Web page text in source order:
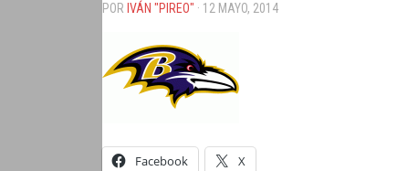
POR IVÁN "PIREO" · 12 MAYO, 2014
Facebook X